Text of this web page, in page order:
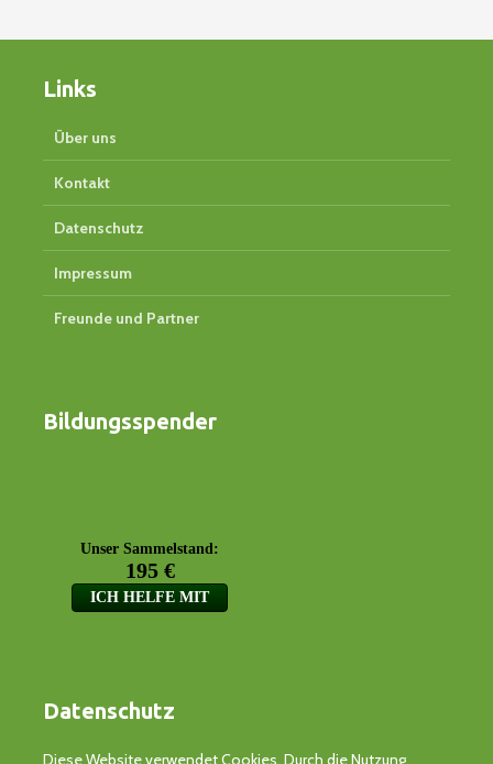
Links
Über uns
Kontakt
Datenschutz
Impressum
Freunde und Partner
Bildungsspender
Datenschutz
Diese Website verwendet Cookies. Durch die Nutzung